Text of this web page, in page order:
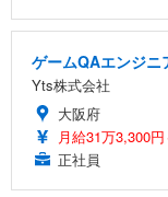
ゲームQAエンジニ
Yts株式会社
大阪府
月給31万3,300
正社員